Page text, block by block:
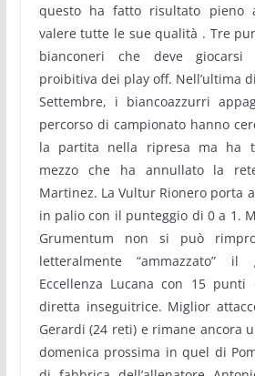
questo ha fatto risultato pieno
valere tutte le sue qualità . Tre
bianconeri che deve
proibitiva dei play off. Nell’ultima
Settembre, i biancoazzurri
percorso di campionato hanno
la partita nella ripresa ma ha
mezzo che ha annullato la
Martinez. La Vultur Rionero porta
in palio con il punteggio di 0 a 1.
Grumentum non si può
letteralmente “ammazzato”
Eccellenza Lucana con 15 punti
diretta inseguitrice. Miglior
Gerardi (24 reti) e rimane ancora
domenica prossima in quel di